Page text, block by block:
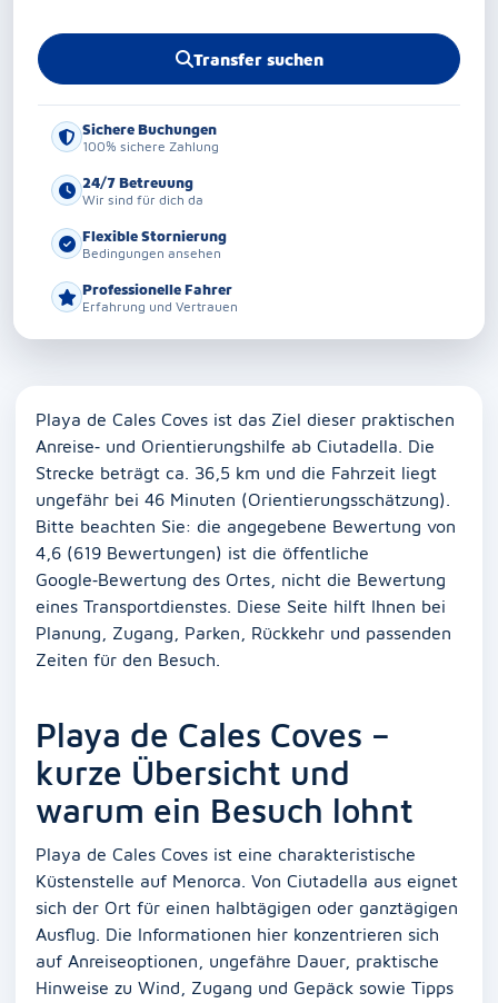
Transfer suchen
Sichere Buchungen
100% sichere Zahlung
24/7 Betreuung
Wir sind für dich da
Flexible Stornierung
Bedingungen ansehen
Professionelle Fahrer
Erfahrung und Vertrauen
Playa de Cales Coves ist das Ziel dieser praktischen
Anreise‑ und Orientierungshilfe ab Ciutadella. Die
Strecke beträgt ca. 36,5 km und die Fahrzeit liegt
ungefähr bei 46 Minuten (Orientierungsschätzung).
Bitte beachten Sie: die angegebene Bewertung von
4,6 (619 Bewertungen) ist die öffentliche
Google‑Bewertung des Ortes, nicht die Bewertung
eines Transportdienstes. Diese Seite hilft Ihnen bei
Planung, Zugang, Parken, Rückkehr und passenden
Zeiten für den Besuch.
Playa de Cales Coves –
kurze Übersicht und
warum ein Besuch lohnt
Playa de Cales Coves ist eine charakteristische
Küstenstelle auf Menorca. Von Ciutadella aus eignet
sich der Ort für einen halbtägigen oder ganztägigen
Ausflug. Die Informationen hier konzentrieren sich
auf Anreiseoptionen, ungefähre Dauer, praktische
Hinweise zu Wind, Zugang und Gepäck sowie Tipps